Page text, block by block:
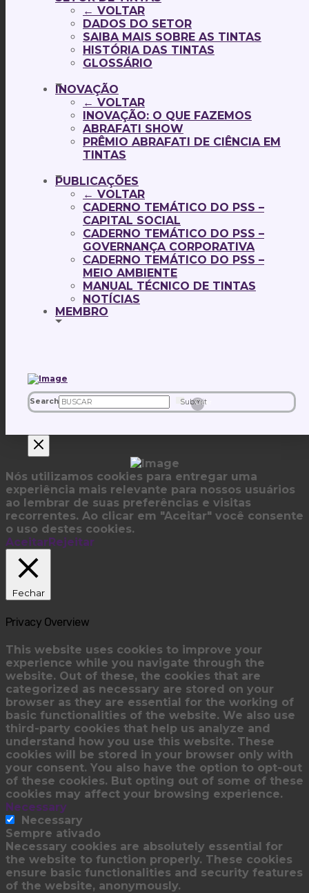
← VOLTAR
DADOS DO SETOR
SAIBA MAIS SOBRE AS TINTAS
HISTÓRIA DAS TINTAS
GLOSSÁRIO
INOVAÇÃO
← VOLTAR
INOVAÇÃO: O QUE FAZEMOS
ABRAFATI SHOW
PRÊMIO ABRAFATI DE CIÊNCIA EM
TINTAS
PUBLICAÇÕES
← VOLTAR
CADERNO TEMÁTICO DO PSS –
CAPITAL SOCIAL
CADERNO TEMÁTICO DO PSS –
GOVERNANÇA CORPORATIVA
CADERNO TEMÁTICO DO PSS –
MEIO AMBIENTE
MANUAL TÉCNICO DE TINTAS
NOTÍCIAS
MEMBRO
Search Submit
Clear
Nós utilizamos cookies para entregar uma
experiência mais relevante para nossos usuários
ao lembrar de suas preferências e visitas
recorrentes. Ao clicar em "Aceitar" você consente
o uso destes cookies.
Aceitar Rejeitar
Fechar
Privacy Overview
This website uses cookies to improve your
experience while you navigate through the
website. Out of these, the cookies that are
categorized as necessary are stored on your
browser as they are essential for the working of
basic functionalities of the website. We also use
third-party cookies that help us analyze and
understand how you use this website. These
cookies will be stored in your browser only with
your consent. You also have the option to opt-out
of these cookies. But opting out of some of these
cookies may affect your browsing experience.
Necessary
Necessary
Sempre ativado
Necessary cookies are absolutely essential for
the website to function properly. These cookies
ensure basic functionalities and security features
of the website, anonymously.